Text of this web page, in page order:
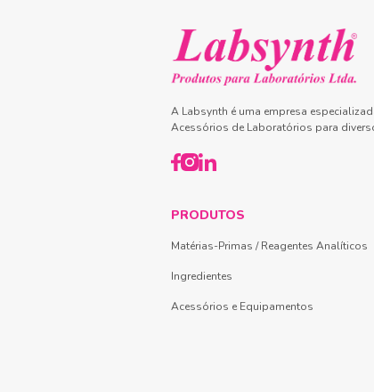
A Labsynth é uma empresa
Acessórios de Laboratórios para
PRODUTOS
Matérias-Primas / Reagentes Analíticos
Ingredientes
Acessórios e Equipamentos